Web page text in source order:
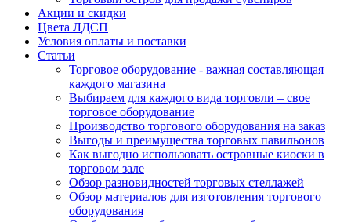
Акции и скидки
Цвета ЛДСП
Условия оплаты и поставки
Статьи
Торговое оборудование - важная составляющая
каждого магазина
Выбираем для каждого вида торговли – свое
торговое оборудование
Производство торгового оборудования на заказ
Выгоды и преимущества торговых павильонов
Как выгодно использовать островные киоски в
торговом зале
Обзор разновидностей торговых стеллажей
Обзор материалов для изготовления торгового
оборудования